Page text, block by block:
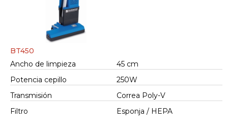
BT450
Ancho de limpieza
45 cm
Potencia cepillo
250W
Transmisión
Correa Poly-V
Filtro
Esponja / HEPA